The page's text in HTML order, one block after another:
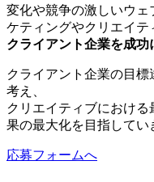
変化や競争の激しいウ
ケティングやクリエイテ
クライアント企業を成功
クライアント企業の目
考え、
クリエイティブにおけ
果の最大化を目指してい
応募フォームへ